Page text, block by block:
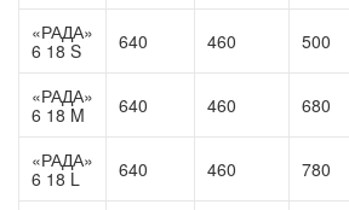
«РАДА»
6 18 S
640 460 500
«РАДА»
6 18 M
640 460 680
«РАДА»
6 18 L
640 460 780